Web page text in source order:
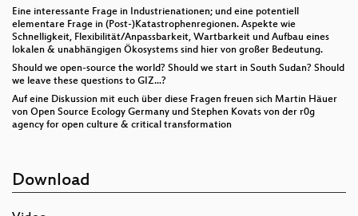
Eine interessante Frage in Industrienationen; und eine potentiell
elementare Frage in (Post-)Katastrophenregionen. Aspekte wie
Schnelligkeit, Flexibilität/Anpassbarkeit, Wartbarkeit und Aufbau eines
lokalen & unabhängigen Ökosystems sind hier von großer Bedeutung.
Should we open-source the world? Should we start in South Sudan? Should
we leave these questions to GIZ...?
Auf eine Diskussion mit euch über diese Fragen freuen sich Martin Häuer
von Open Source Ecology Germany und Stephen Kovats von der r0g
agency for open culture & critical transformation
Download